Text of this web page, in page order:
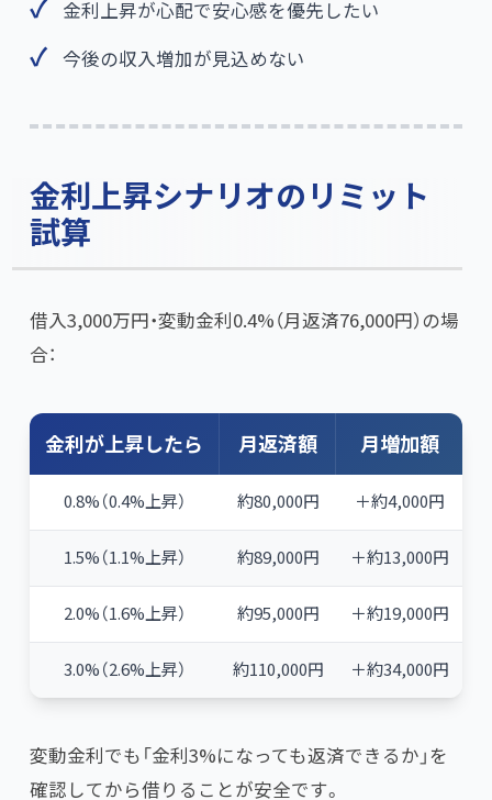
金利上昇が心配で安心感を優先したい
今後の収入増加が見込めない
金利上昇シナリオのリミット
試算
借入3,000万円・変動金利0.4%（月返済76,000円）の場
合：
金利が上昇したら 月返済額 月増加額
0.8%（0.4%上昇） 約80,000円 ＋約4,000円
1.5%（1.1%上昇） 約89,000円 ＋約13,000円
2.0%（1.6%上昇） 約95,000円 ＋約19,000円
3.0%（2.6%上昇） 約110,000円 ＋約34,000円
変動金利でも「金利3%になっても返済できるか」を
確認してから借りることが安全です。